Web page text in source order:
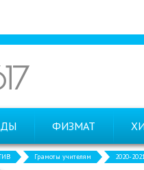
ФИЗМАТ
Грамоты учителям 2020-